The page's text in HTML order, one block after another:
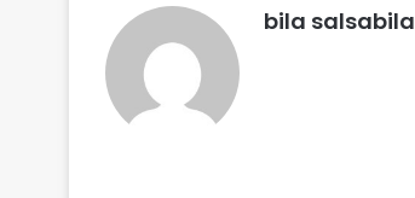
bila salsabila